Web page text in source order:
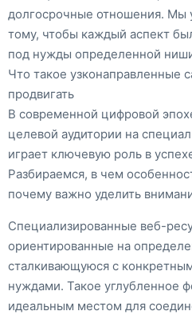
долгосрочные отношения. Мы
тому, чтобы каждый аспект
под нужды определенной
Что такое узконаправленные
продвигать
В современной цифровой
целевой аудитории на
играет ключевую роль в
Разбираемся, в чем
почему важно уделить
Специализированные веб-
ориентированные на
сталкивающуюся с
нуждами. Такое углубленное
идеальным местом для